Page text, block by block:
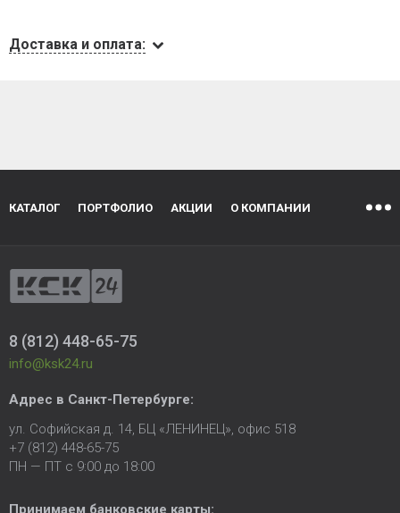
Доставка и оплата:
КАТАЛОГ ПОРТФОЛИО АКЦИИ О КОМПАНИИ
8 (812) 448-65-75
info@ksk24.ru
Адрес в Санкт-Петербурге:
ул. Софийская д. 14, БЦ «ЛЕНИНЕЦ», офис 518
+7 (812) 448-65-75
ПН — ПТ с 9:00 до 18:00
Принимаем банковские карты: